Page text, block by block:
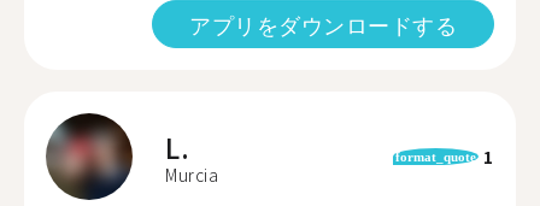
アプリをダウンロードする
L.
Murcia
format_quote 1